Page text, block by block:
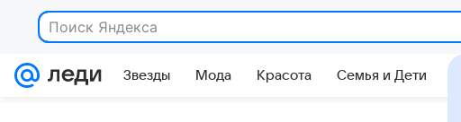
Поиск Яндекса
Звезды Мода Красота Семья и Дети